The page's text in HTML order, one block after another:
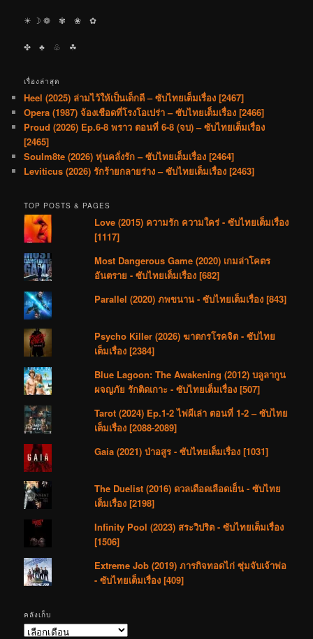
☀︎ ☽ ❁ ✾ ❀ ✿
✤ ♣︎ ♧ ☘︎
เรื่องล่าสุด
Heel (2025) ล่ามไว้ให้เป็นเด็กดี – ซับไทยเต็มเรื่อง [2467]
Opera (1987) จ้องเชือดที่โรงโอเปร่า – ซับไทยเต็มเรื่อง [2466]
Proud (2026) Ep.6-8 พราว ตอนที่ 6-8 (จบ) – ซับไทยเต็มเรื่อง
[2465]
Soulm8te (2026) หุ่นคลั่งรัก – ซับไทยเต็มเรื่อง [2464]
Leviticus (2026) รักร้ายกลายร่าง – ซับไทยเต็มเรื่อง [2463]
TOP POSTS & PAGES
Love (2015) ความรัก ความใคร่ - ซับไทยเต็มเรื่อง
[1117]
Most Dangerous Game (2020) เกมล่าโคตร
อันตราย - ซับไทยเต็มเรื่อง [682]
Parallel (2020) ภพขนาน - ซับไทยเต็มเรื่อง [843]
Psycho Killer (2026) ฆาตกรโรคจิต - ซับไทย
เต็มเรื่อง [2384]
Blue Lagoon: The Awakening (2012) บลูลากูน
ผจญภัย รักติดเกาะ - ซับไทยเต็มเรื่อง [507]
Tarot (2024) Ep.1-2 ไพ่ผีเล่า ตอนที่ 1-2 – ซับไทย
เต็มเรื่อง [2088-2089]
Gaia (2021) ป่าอสูร - ซับไทยเต็มเรื่อง [1031]
The Duelist (2016) ดวลเดือดเลือดเย็น - ซับไทย
เต็มเรื่อง [2198]
Infinity Pool (2023) สระวิปริต - ซับไทยเต็มเรื่อง
[1506]
Extreme Job (2019) ภารกิจทอดไก่ ซุ่มจับเจ้าพ่อ
- ซับไทยเต็มเรื่อง [409]
คลังเก็บ
คลัง